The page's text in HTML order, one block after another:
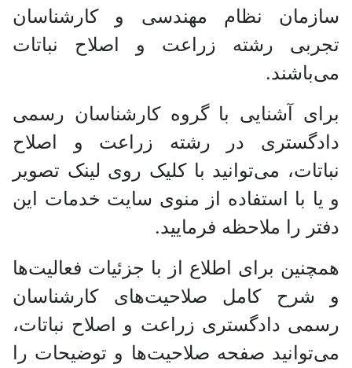
نظام مهندسی و کارشناسان
رشته زراعت و اصلاح نباتات
آشنایی با گروه کارشناسان رسمی
در رشته زراعت و اصلاح
می‌توانید با کلیک روی لینک تصویر
با استفاده از منوی سایت خدمات این
را ملاحظه فرمایید.
برای اطلاع از با جزئیات فعالیت‌‌ها
کامل صلاحیت‌های کارشناسان
دادگستری زراعت و اصلاح نباتات،
صفحه صلاحیت‌ها و توضیحات را